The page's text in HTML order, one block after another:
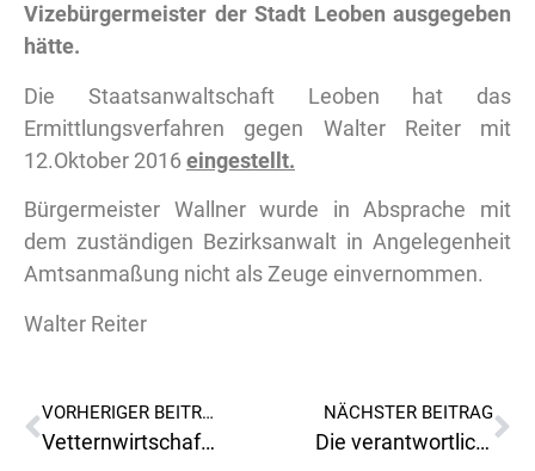
Vizebürgermeister der Stadt Leoben ausgegeben
hätte.
Die Staatsanwaltschaft Leoben hat das
Ermittlungsverfahren gegen Walter Reiter mit
12.Oktober 2016eingestellt.
Bürgermeister Wallner wurde in Absprache mit
dem zuständigen Bezirksanwalt in Angelegenheit
Amtsanmaßung nicht als Zeuge einvernommen.
Walter Reiter
VORHERIGER BEITRAG
Vetternwirtschaft bei Stellenbesetzung in der Stadtgemeinde Leoben?
NÄCHSTER BEITRAG
Die verantwortlichen der Stadtgemeinde haben auf unsere Kritik schnell reagiert.